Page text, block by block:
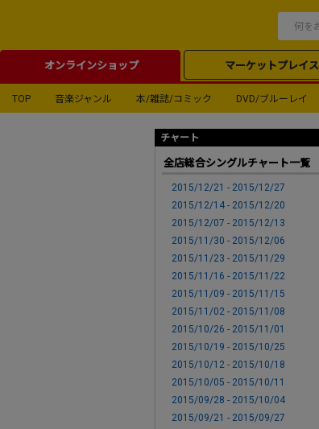
オンラインショップ マーケットプレイス
TOP 音楽ジャンル 本/雑誌/コミック DVD/ブルーレイ
チャート
全店総合シングルチャート一覧
2015/12/21 - 2015/12/27
2015/12/14 - 2015/12/20
2015/12/07 - 2015/12/13
2015/11/30 - 2015/12/06
2015/11/23 - 2015/11/29
2015/11/16 - 2015/11/22
2015/11/09 - 2015/11/15
2015/11/02 - 2015/11/08
2015/10/26 - 2015/11/01
2015/10/19 - 2015/10/25
2015/10/12 - 2015/10/18
2015/10/05 - 2015/10/11
2015/09/28 - 2015/10/04
2015/09/21 - 2015/09/27